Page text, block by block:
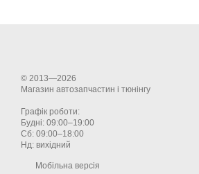
© 2013—2026
Магазин автозапчастин і тюнінгу
Графік роботи:
Будні: 09:00–19:00
Сб: 09:00–18:00
Нд: вихідний
Мобільна версія